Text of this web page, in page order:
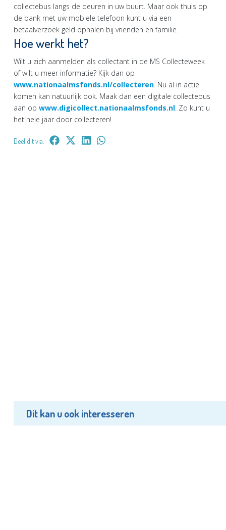
collectebus langs de deuren in uw buurt. Maar ook thuis op
de bank met uw mobiele telefoon kunt u via een
betaalverzoek geld ophalen bij vrienden en familie.
Hoe werkt het?
Wilt u zich aanmelden als collectant in de MS Collecteweek
of wilt u meer informatie? Kijk dan op
www.nationaalmsfonds.nl/collecteren. Nu al in actie
komen kan natuurlijk ook. Maak dan een digitale collectebus
aan op www.digicollect.nationaalmsfonds.nl. Zo kunt u
het hele jaar door collecteren!
Deel dit via:
Dit kan u ook interesseren